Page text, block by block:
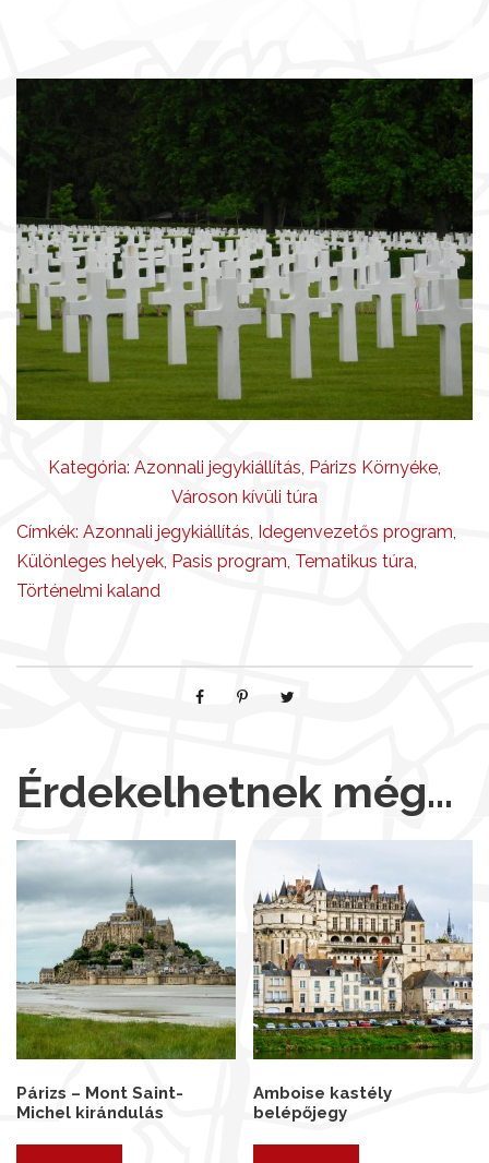
Kategória: Azonnali jegykiállítás, Párizs Környéke,
Városon kívüli túra
Címkék: Azonnali jegykiállítás, Idegenvezetős program,
Különleges helyek, Pasis program, Tematikus túra,
Történelmi kaland
Érdekelhetnek még…
Párizs – Mont Saint-
Michel kirándulás
Amboise kastély
belépőjegy